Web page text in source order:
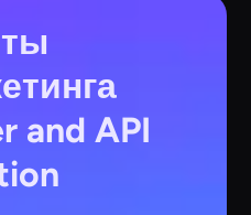
and API